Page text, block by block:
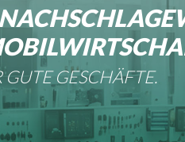
GESCHÄFTE.